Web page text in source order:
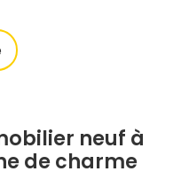
neuf à
de charme